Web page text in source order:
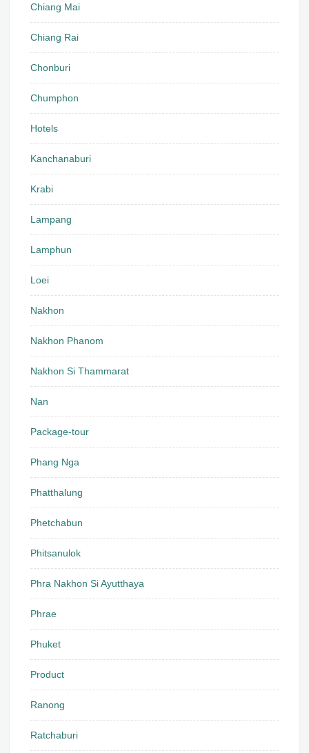
Chiang Mai
Chiang Rai
Chonburi
Chumphon
Hotels
Kanchanaburi
Krabi
Lampang
Lamphun
Loei
Nakhon
Nakhon Phanom
Nakhon Si Thammarat
Nan
Package-tour
Phang Nga
Phatthalung
Phetchabun
Phitsanulok
Phra Nakhon Si Ayutthaya
Phrae
Phuket
Product
Ranong
Ratchaburi